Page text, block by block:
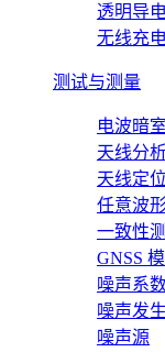
透明导
无线充
测试与测量
电波暗室
天线分
天线定
任意波
一致性
GNSS
噪声系
噪声发
噪声源